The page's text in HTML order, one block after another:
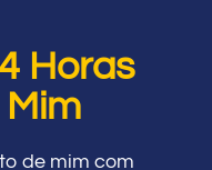
Horas
de mim com